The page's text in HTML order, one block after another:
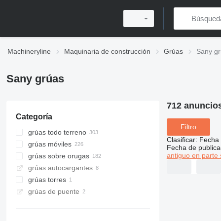
Machineryline Maquinaria de construcción Grúas Sany
Sany grúas
Categoría
grúas todo terreno
grúas móviles
grúas sobre orugas
grúas autocargantes
grúas torres
grúas de puente
712
Filtro
Clasificar: Fecha
Fecha de
antiguo en parte